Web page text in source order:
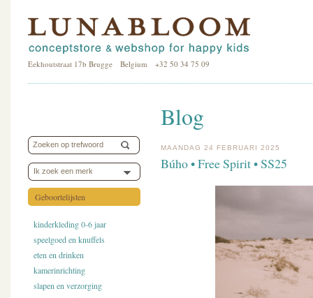
Eekhoutstraat 17b Brugge Belgium +32 50 34 75 09
Ik zoek een merk
Geboortelijsten
kinderkleding 0-6 jaar
speelgoed en knuffels
eten en drinken
kamerinrichting
slapen en verzorging
Blog
MAANDAG 24 FEBRUARI 2025
Búho • Free Spirit • SS25